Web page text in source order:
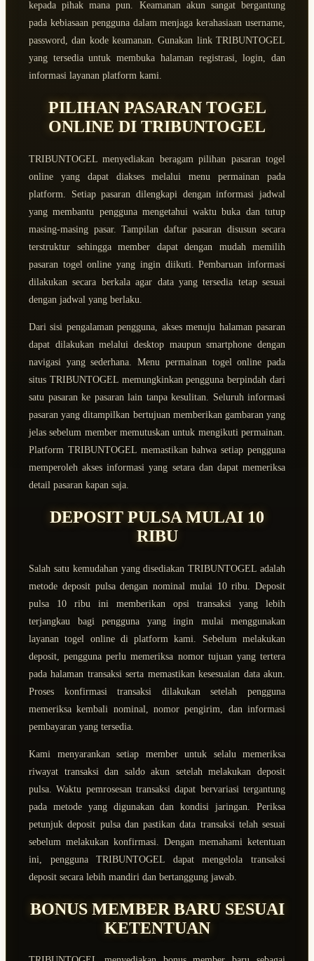
kepada pihak mana pun. Keamanan akun sangat bergantung
pada kebiasaan pengguna dalam menjaga kerahasiaan username,
password, dan kode keamanan. Gunakan link TRIBUNTOGEL
yang tersedia untuk membuka halaman registrasi, login, dan
informasi layanan platform kami.
PILIHAN PASARAN TOGEL
ONLINE DI TRIBUNTOGEL
TRIBUNTOGEL menyediakan beragam pilihan pasaran togel
online yang dapat diakses melalui menu permainan pada
platform. Setiap pasaran dilengkapi dengan informasi jadwal
yang membantu pengguna mengetahui waktu buka dan tutup
masing-masing pasar. Tampilan daftar pasaran disusun secara
terstruktur sehingga member dapat dengan mudah memilih
pasaran togel online yang ingin diikuti. Pembaruan informasi
dilakukan secara berkala agar data yang tersedia tetap sesuai
dengan jadwal yang berlaku.
Dari sisi pengalaman pengguna, akses menuju halaman pasaran
dapat dilakukan melalui desktop maupun smartphone dengan
navigasi yang sederhana. Menu permainan togel online pada
situs TRIBUNTOGEL memungkinkan pengguna berpindah dari
satu pasaran ke pasaran lain tanpa kesulitan. Seluruh informasi
pasaran yang ditampilkan bertujuan memberikan gambaran yang
jelas sebelum member memutuskan untuk mengikuti permainan.
Platform TRIBUNTOGEL memastikan bahwa setiap pengguna
memperoleh akses informasi yang setara dan dapat memeriksa
detail pasaran kapan saja.
DEPOSIT PULSA MULAI 10
RIBU
Salah satu kemudahan yang disediakan TRIBUNTOGEL adalah
metode deposit pulsa dengan nominal mulai 10 ribu. Deposit
pulsa 10 ribu ini memberikan opsi transaksi yang lebih
terjangkau bagi pengguna yang ingin mulai menggunakan
layanan togel online di platform kami. Sebelum melakukan
deposit, pengguna perlu memeriksa nomor tujuan yang tertera
pada halaman transaksi serta memastikan kesesuaian data akun.
Proses konfirmasi transaksi dilakukan setelah pengguna
memeriksa kembali nominal, nomor pengirim, dan informasi
pembayaran yang tersedia.
Kami menyarankan setiap member untuk selalu memeriksa
riwayat transaksi dan saldo akun setelah melakukan deposit
pulsa. Waktu pemrosesan transaksi dapat bervariasi tergantung
pada metode yang digunakan dan kondisi jaringan. Periksa
petunjuk deposit pulsa dan pastikan data transaksi telah sesuai
sebelum melakukan konfirmasi. Dengan memahami ketentuan
ini, pengguna TRIBUNTOGEL dapat mengelola transaksi
deposit secara lebih mandiri dan bertanggung jawab.
BONUS MEMBER BARU SESUAI
KETENTUAN